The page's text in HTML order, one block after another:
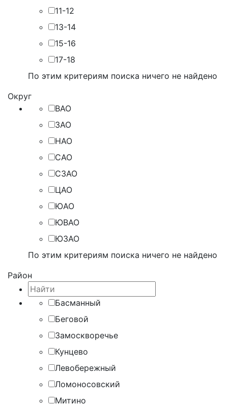
11-12
13-14
15-16
17-18
По этим критериям поиска ничего не найдено
Округ
ВАО
ЗАО
НАО
САО
СЗАО
ЦАО
ЮАО
ЮВАО
ЮЗАО
По этим критериям поиска ничего не найдено
Район
Басманный
Беговой
Замоскворечье
Кунцево
Левобережный
Ломоносовский
Митино